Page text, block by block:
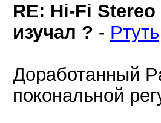
RE: Hi-Fi
изучал ? - Ртуть
Доработанный
покональной